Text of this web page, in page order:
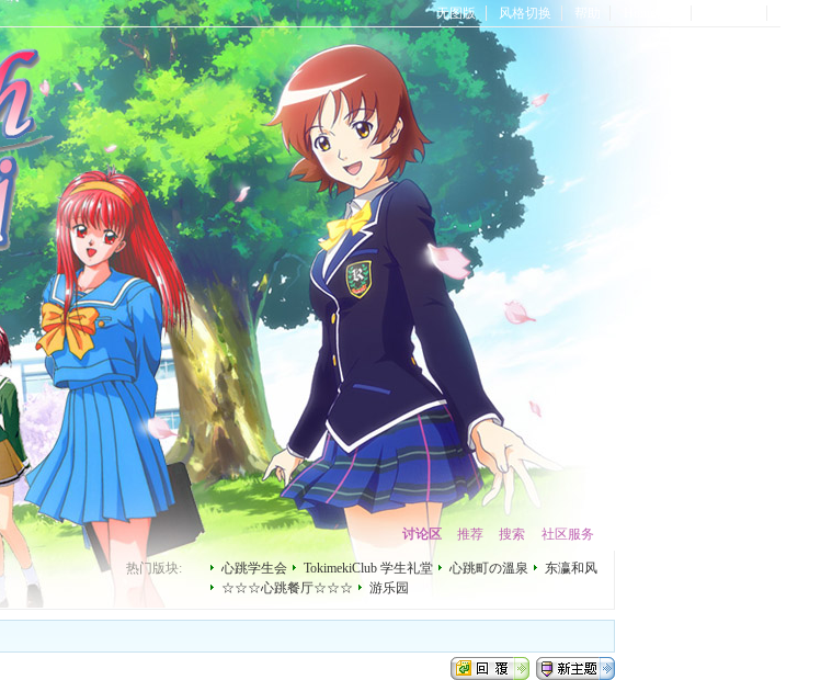
无图版 风格切换 帮助
讨论区 推荐 搜索 社区服务
热门版块: 心跳学生会 TokimekiClub 学生礼堂 心跳町の溫泉
东瀛和风
☆☆☆心跳餐厅☆☆☆
游乐园